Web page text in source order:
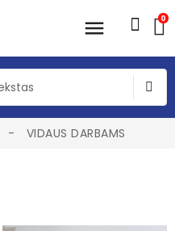
0
VIDAUS DARBAMS